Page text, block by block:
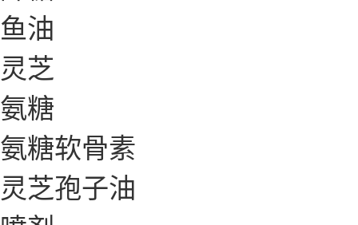
鱼油
灵芝
氨糖
氨糖软骨素
灵芝孢子油